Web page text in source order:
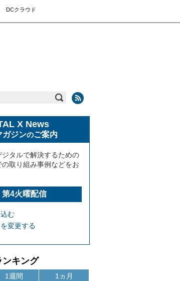
DCクラウド
X News
ガジンのご案内
タルで解決するための
取り組み事例などをお
第4火曜配信
む
変更する
ンキング
1週間 1ヵ月